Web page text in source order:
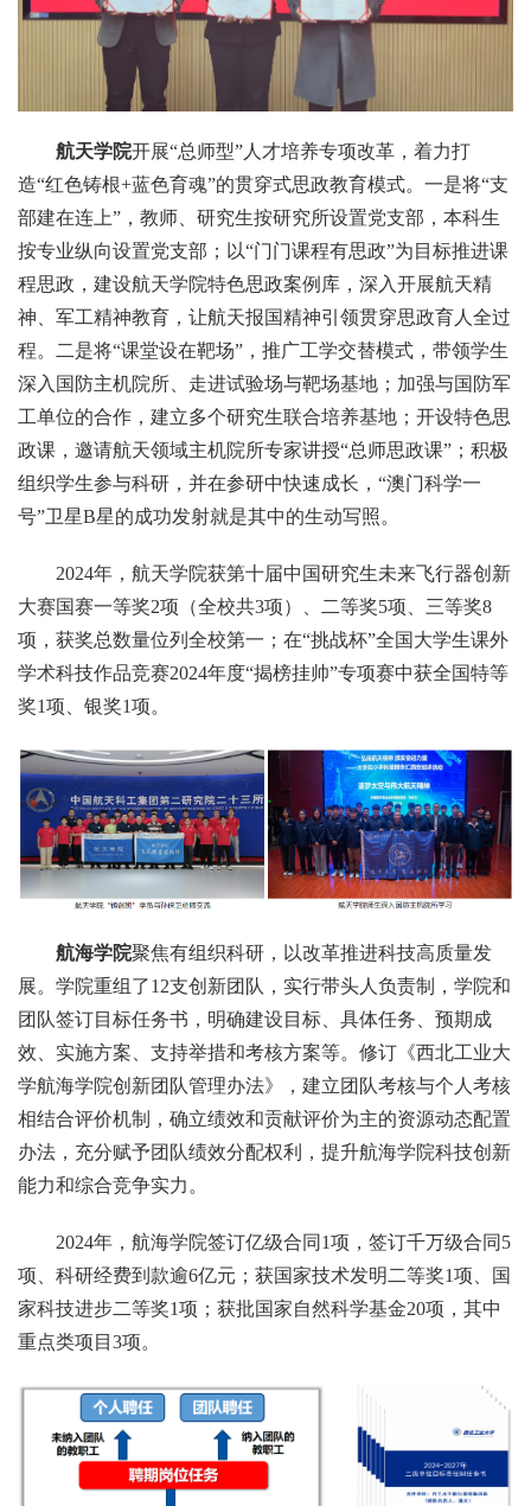
航天学院开展“总师型”人才培养专项改革，着力打
造“红色铸根+蓝色育魂”的贯穿式思政教育模式。一是将“支
部建在连上”，教师、研究生按研究所设置党支部，本科生
按专业纵向设置党支部；以“门门课程有思政”为目标推进课
程思政，建设航天学院特色思政案例库，深入开展航天精
神、军工精神教育，让航天报国精神引领贯穿思政育人全过
程。二是将“课堂设在靶场”，推广工学交替模式，带领学生
深入国防主机院所、走进试验场与靶场基地；加强与国防军
工单位的合作，建立多个研究生联合培养基地；开设特色思
政课，邀请航天领域主机院所专家讲授“总师思政课”；积极
组织学生参与科研，并在参研中快速成长，“澳门科学一
号”卫星B星的成功发射就是其中的生动写照。
2024年，航天学院获第十届中国研究生未来飞行器创新
大赛国赛一等奖2项（全校共3项）、二等奖5项、三等奖8
项，获奖总数量位列全校第一；在“挑战杯”全国大学生课外
学术科技作品竞赛2024年度“揭榜挂帅”专项赛中获全国特等
奖1项、银奖1项。
航海学院聚焦有组织科研，以改革推进科技高质量发
展。学院重组了12支创新团队，实行带头人负责制，学院和
团队签订目标任务书，明确建设目标、具体任务、预期成
效、实施方案、支持举措和考核方案等。修订《西北工业大
学航海学院创新团队管理办法》，建立团队考核与个人考核
相结合评价机制，确立绩效和贡献评价为主的资源动态配置
办法，充分赋予团队绩效分配权利，提升航海学院科技创新
能力和综合竞争实力。
2024年，航海学院签订亿级合同1项，签订千万级合同5
项、科研经费到款逾6亿元；获国家技术发明二等奖1项、国
家科技进步二等奖1项；获批国家自然科学基金20项，其中
重点类项目3项。